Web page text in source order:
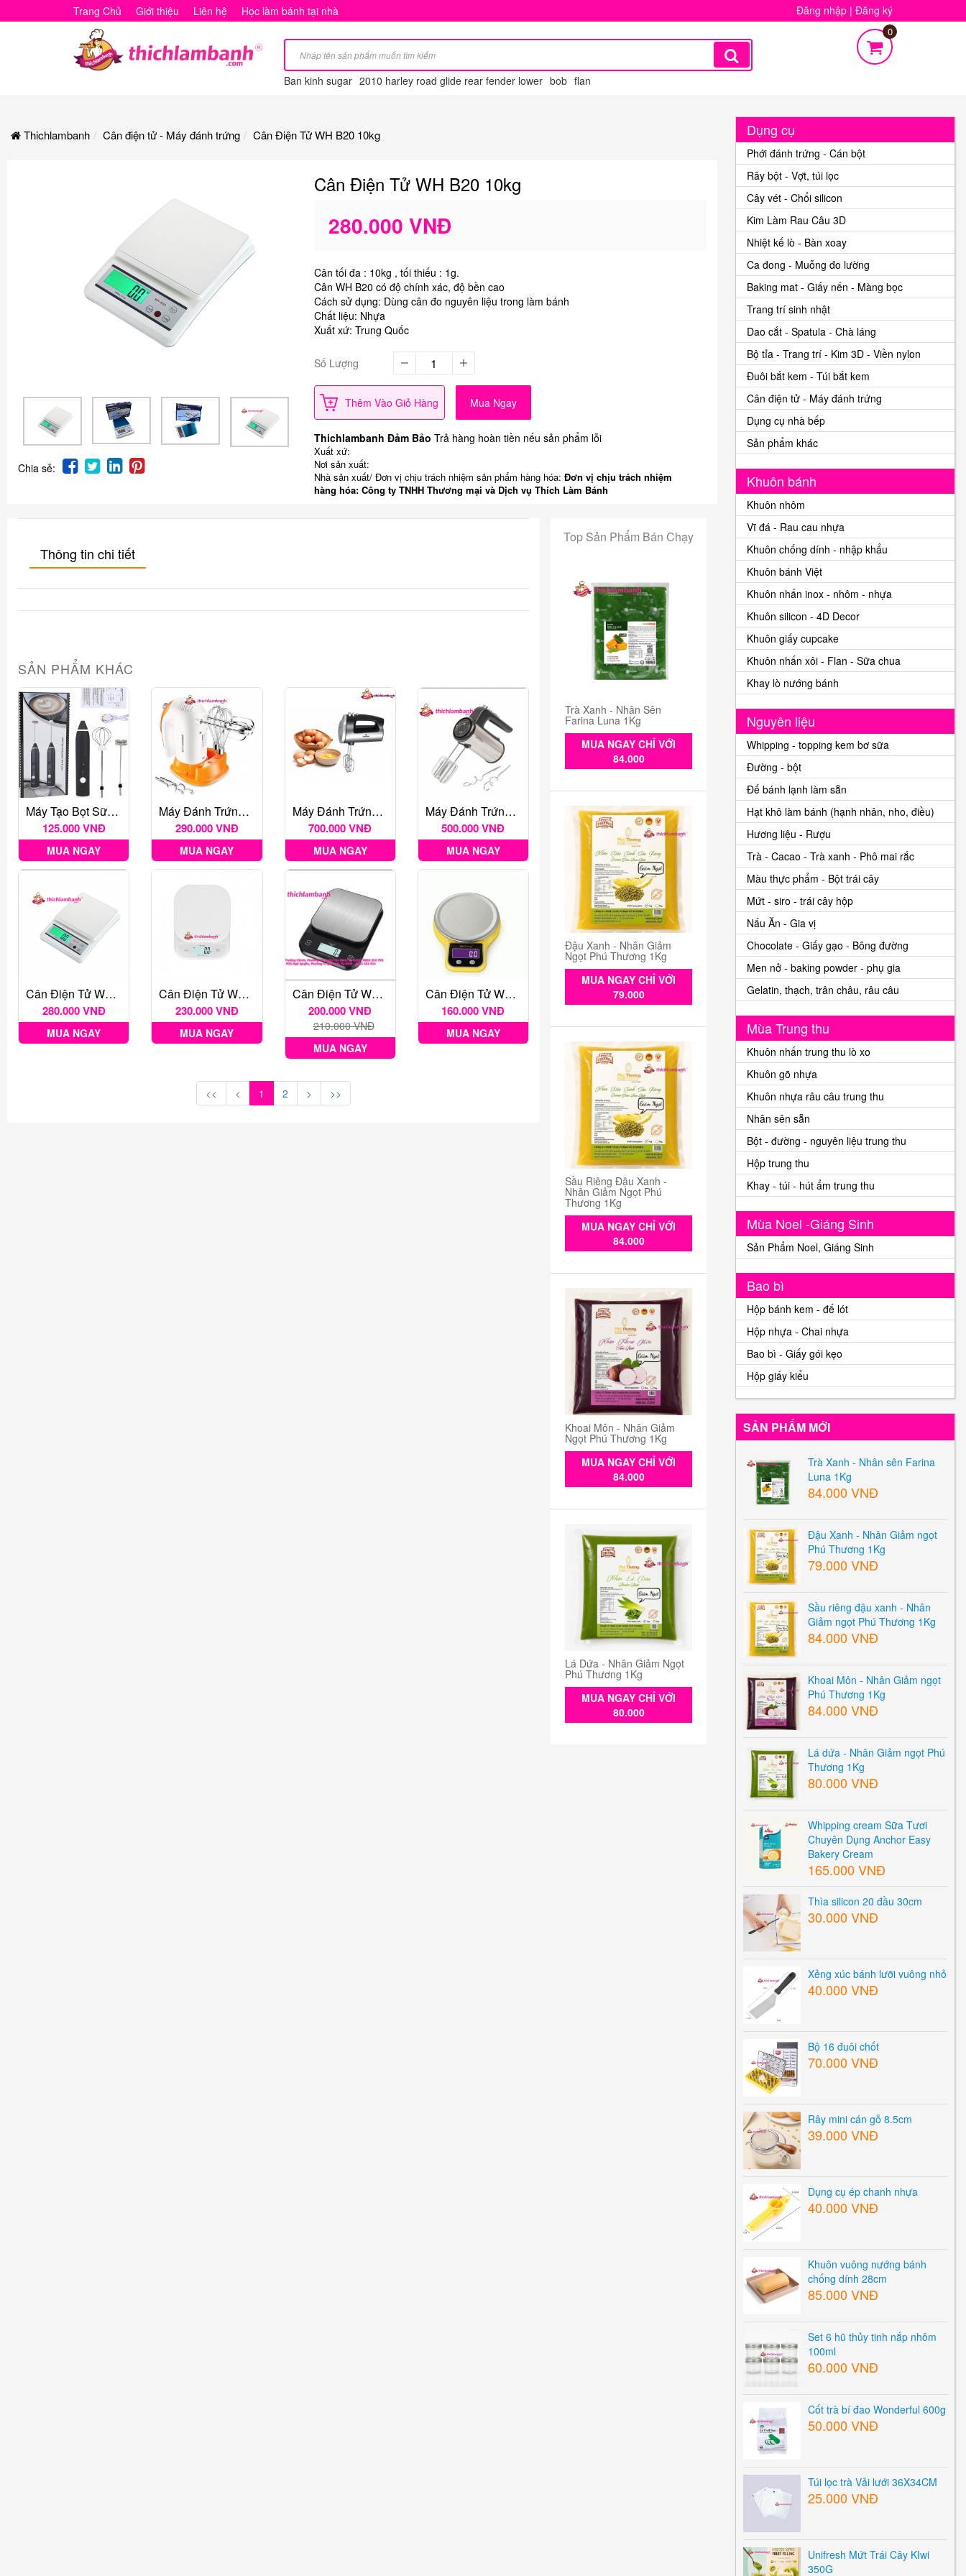
Cân
B20
Trang Chủ Giới thiệu Liên hệ Học làm bánh tại nhà Đăng nhập | Đăng ký
Ban kinh sugar 2010 harley road glide rear fender lower bob flan
0
Thichlambanh Cân điện tử - Máy đánh trứng Cân Điện Tử WH B20 10kg
Chia sẻ:
Cân Điện Tử WH B20 10kg
280.000 VNĐ
Cân tối đa : 10kg , tối thiếu : 1g.
Cân WH B20 có độ chính xác, độ bền cao
Cách sử dụng: Dùng cân đo nguyên liệu trong làm bánh
Chất liệu: Nhựa
Xuất xứ: Trung Quốc
Số Lượng
Thêm Vào Giỏ Hàng Mua Ngay
Thichlambanh Đảm Bảo Trả hàng hoàn tiền nếu sản phẩm lỗi
Xuất xứ:
Nơi sản xuất:
Nhà sản xuất/ Đơn vị chịu trách nhiệm sản phẩm hàng hóa: Đơn vị chịu trách nhiệm
hàng hóa: Công ty TNHH Thương mại và Dịch vụ Thích Làm Bánh
Thông tin chi tiết
SẢN PHẨM KHÁC
Máy Tạo Bọt Sữa Sạc Usb 2 Loại Đầu Khuấy Cafe Và Đánh Trứng
125.000 VNĐ
MUA NGAY
Máy Đánh Trứng Cầm Tay Netmego N38D 300W
290.000 VNĐ
MUA NGAY
Máy Đánh Trứng Cầm Tay Bluestone
700.000 VNĐ
MUA NGAY
Máy Đánh Trứng Cầm Tay Unitech HU-3110
500.000 VNĐ
MUA NGAY
Cân Điện Tử WH B20 10kg
280.000 VNĐ
MUA NGAY
Cân Điện Tử WH B31 3kg Tối Thiếu 0.1g
230.000 VNĐ
MUA NGAY
Cân Điện Tử WH - B29 Max 7kg
200.000 VNĐ
210.000 VNĐ
MUA NGAY
Cân Điện Tử WH B21
160.000 VNĐ
MUA NGAY
<< < 1 2 > >>
Top Sản Phẩm Bán Chạy
Trà Xanh - Nhân Sên
Farina Luna 1Kg
MUA NGAY CHỈ VỚI
84.000
Đậu Xanh - Nhân Giảm
Ngọt Phú Thương 1Kg
MUA NGAY CHỈ VỚI
79.000
Sầu Riêng Đậu Xanh -
Nhân Giảm Ngọt Phú
Thương 1Kg
MUA NGAY CHỈ VỚI
84.000
Khoai Môn - Nhân Giảm
Ngọt Phú Thương 1Kg
MUA NGAY CHỈ VỚI
84.000
Lá Dứa - Nhân Giảm Ngọt
Phú Thương 1Kg
MUA NGAY CHỈ VỚI
80.000
Dụng cụ
Phới đánh trứng - Cán bột
Rây bột - Vợt, túi lọc
Cây vét - Chổi silicon
Kim Làm Rau Câu 3D
Nhiệt kế lò - Bàn xoay
Ca đong - Muỗng đo lường
Baking mat - Giấy nến - Màng bọc
Trang trí sinh nhật
Dao cắt - Spatula - Chà láng
Bộ tỉa - Trang trí - Kim 3D - Viền nylon
Đuôi bắt kem - Túi bắt kem
Cân điện tử - Máy đánh trứng
Dụng cụ nhà bếp
Sản phẩm khác
Khuôn bánh
Khuôn nhôm
Vĩ đá - Rau cau nhựa
Khuôn chống dính - nhập khẩu
Khuôn bánh Việt
Khuôn nhấn inox - nhôm - nhựa
Khuôn silicon - 4D Decor
Khuôn giấy cupcake
Khuôn nhấn xôi - Flan - Sữa chua
Khay lò nướng bánh
Nguyên liệu
Whipping - topping kem bơ sữa
Đường - bột
Đế bánh lạnh làm sẵn
Hạt khô làm bánh (hạnh nhân, nho, điều)
Hương liệu - Rượu
Trà - Cacao - Trà xanh - Phô mai rắc
Màu thực phẩm - Bột trái cây
Mứt - siro - trái cây hộp
Nấu Ăn - Gia vị
Chocolate - Giấy gạo - Bông đường
Men nở - baking powder - phụ gia
Gelatin, thạch, trân châu, râu câu
Mùa Trung thu
Khuôn nhấn trung thu lò xo
Khuôn gõ nhựa
Khuôn nhựa râu câu trung thu
Nhân sên sẵn
Bột - đường - nguyên liệu trung thu
Hộp trung thu
Khay - túi - hút ẩm trung thu
Mùa Noel -Giáng Sinh
Sản Phẩm Noel, Giáng Sinh
Bao bì
Hộp bánh kem - đế lót
Hộp nhựa - Chai nhựa
Bao bì - Giấy gói kẹo
Hộp giấy kiểu
SẢN PHẨM MỚI
Trà Xanh - Nhân sên Farina
Luna 1Kg
84.000 VNĐ
Đậu Xanh - Nhân Giảm ngọt
Phú Thương 1Kg
79.000 VNĐ
Sầu riêng đậu xanh - Nhân
Giảm ngọt Phú Thương 1Kg
84.000 VNĐ
Khoai Môn - Nhân Giảm ngọt
Phú Thương 1Kg
84.000 VNĐ
Lá dứa - Nhân Giảm ngọt Phú
Thương 1Kg
80.000 VNĐ
Whipping cream Sữa Tươi
Chuyên Dụng Anchor Easy
Bakery Cream
165.000 VNĐ
Thìa silicon 20 đầu 30cm
30.000 VNĐ
Xẻng xúc bánh lưỡi vuông nhỏ
40.000 VNĐ
Bộ 16 đuôi chốt
70.000 VNĐ
Rây mini cán gỗ 8.5cm
39.000 VNĐ
Dụng cụ ép chanh nhựa
40.000 VNĐ
Khuôn vuông nướng bánh
chống dính 28cm
85.000 VNĐ
Set 6 hũ thủy tinh nắp nhôm
100ml
60.000 VNĐ
Cốt trà bí đao Wonderful 600g
50.000 VNĐ
Túi lọc trà Vải lưới 36X34CM
25.000 VNĐ
Unifresh Mứt Trái Cây KIwi
350G